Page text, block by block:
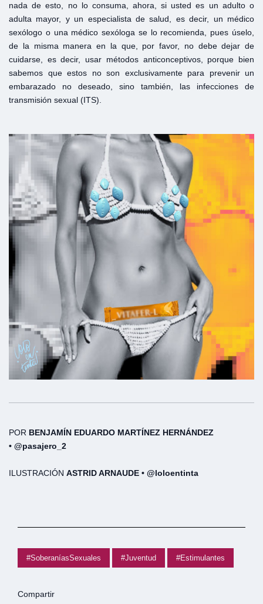
nada de esto, no lo consuma, ahora, si usted es un adulto o
adulta mayor, y un especialista de salud, es decir, un médico
sexólogo o una médico sexóloga se lo recomienda, pues úselo,
de la misma manera en la que, por favor, no debe dejar de
cuidarse, es decir, usar métodos anticonceptivos, porque bien
sabemos que estos no son exclusivamente para prevenir un
embarazado no deseado, sino también, las infecciones de
transmisión sexual (ITS).
POR BENJAMÍN EDUARDO MARTÍNEZ HERNÁNDEZ
• @pasajero_2
ILUSTRACIÓN ASTRID ARNAUDE • @loloentinta
#SoberaníasSexuales #Juventud #Estimulantes
Compartir